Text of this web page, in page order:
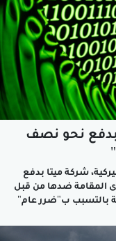
بدفع نحو نصف
شركة ميتا بدفع
المقامة ضدها من قبل
بالتسبب ب"ضرر عام"
سابقا في مارس، بدفع